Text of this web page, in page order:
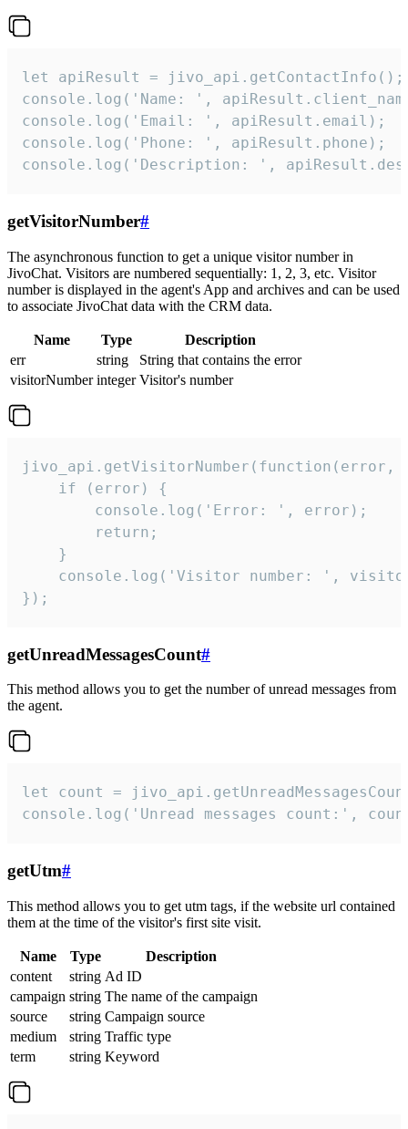
let apiResult = jivo_api.getContactInfo();
console.log('Name: ',
console.log('Email: ', apiResult.email);
console.log('Phone: ', apiResult.phone);
console.log('Description: ',
getVisitorNumber#
The asynchronous function to get a unique visitor number in
JivoChat. Visitors are numbered sequentially: 1, 2, 3, etc. Visitor
number is displayed in the agent's App and archives and can be used
to associate JivoChat data with the CRM data.
Name Type
Description
err
string
String that contains the error
visitorNumber integer Visitor's number
jivo_api.getVisitorNumber(function(error,
    if (error) {
        console.log('Error: ', error);
        return;
    }
console.log('Visitor number: ',
});
getUnreadMessagesCount#
This method allows you to get the number of unread messages from
the agent.
let count =
console.log('Unread messages count:',
getUtm#
This method allows you to get utm tags, if the website url contained
them at the time of the visitor's first site visit.
Name Type
Description
content
string Ad ID
campaign string The name of the campaign
source
string Campaign source
medium
string Traffic type
term
string Keyword